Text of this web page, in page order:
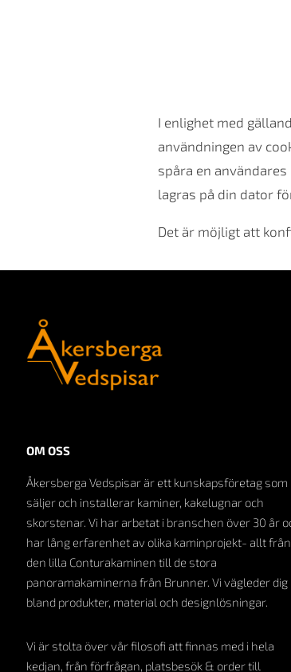
I enlighet med
användningen av
spåra en
lagras på din dator
Det är möjligt att
OM OSS
Åkersberga Vedspisar är ett kunskapsföretag som
säljer och installerar kaminer, kakelugnar och
skorstenar. Vi har arbetat i branschen över 30 år
har lång erfarenhet av olika kaminprojekt- allt från
den lilla Conturakaminen till de stora
panoramakaminerna från Brunner. Vi vägleder dig
bland produkter, material och designlösningar.
Vi är stolta över vår filosofi att finnas med i hela
kedjan, från förfrågan, platsbesök & order till